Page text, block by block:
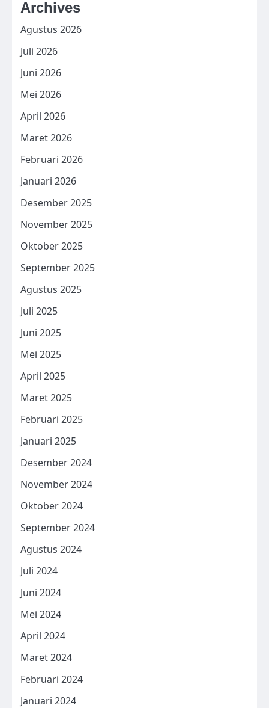
Archives
Agustus 2026
Juli 2026
Juni 2026
Mei 2026
April 2026
Maret 2026
Februari 2026
Januari 2026
Desember 2025
November 2025
Oktober 2025
September 2025
Agustus 2025
Juli 2025
Juni 2025
Mei 2025
April 2025
Maret 2025
Februari 2025
Januari 2025
Desember 2024
November 2024
Oktober 2024
September 2024
Agustus 2024
Juli 2024
Juni 2024
Mei 2024
April 2024
Maret 2024
Februari 2024
Januari 2024